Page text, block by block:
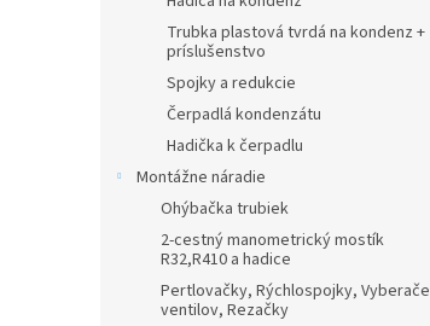
Trubka plastová tvrdá na kondenz +
príslušenstvo
Spojky a redukcie
Čerpadlá kondenzátu
Hadička k čerpadlu
Montážne náradie
Ohýbačka trubiek
2-cestný manometrický mostík
R32,R410 a hadice
Pertlovačky, Rýchlospojky, Vyberače
ventilov, Rezačky